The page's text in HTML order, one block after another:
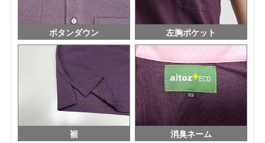
ボタンダウン 左胸ポケット
裾
消臭ネーム